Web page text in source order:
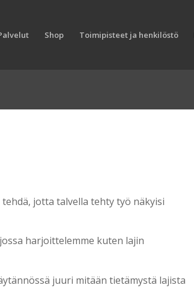
Shop Toimipisteet ja henkilöstö
jotta talvella tehty työ näkyisi
harjoittelemme kuten lajin
juuri mitään tietämystä lajista